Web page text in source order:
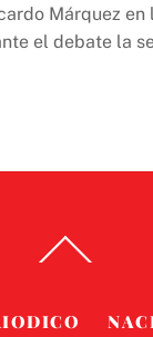
Márquez
el debate la
To